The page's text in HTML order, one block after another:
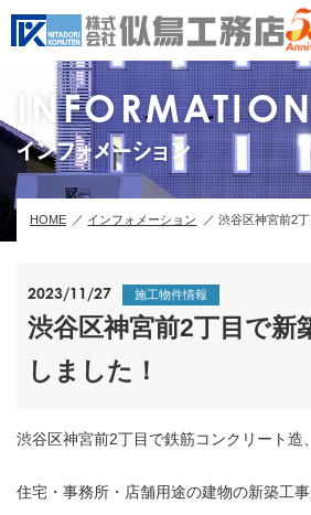
インフォメーション
HOME インフォメーション 渋谷区神宮前2
2023/11/27 施工物件情報
渋谷区神宮前2丁目で新
しました！
渋谷区神宮前2丁目で鉄筋コンクリート造
住宅・事務所・店舗用途の建物の新築工事